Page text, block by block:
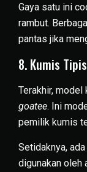
Gaya satu ini
rambut.
pantas jika
8. Kumis
Terakhir,
goatee. Ini
pemilik kumis
Setidaknya,
digunakan oleh